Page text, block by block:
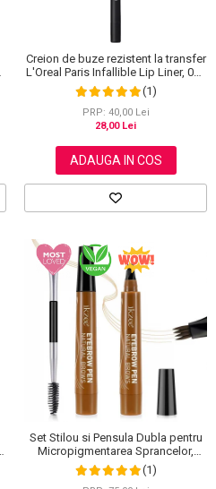
Creion de buze rezistent la transfer
L'Oreal Paris Infallible Lip Liner, 001
Highlight On Point
(1)
PRP: 40,00 Lei
28,00 Lei
ADAUGA IN COS
Set Stilou si Pensula Dubla pentru
Micropigmentarea Sprancelor,
Efect Natural de Microblading,
Aspect de Sprancene Pline
(1)